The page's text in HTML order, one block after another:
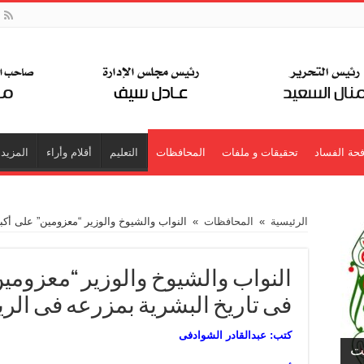
الفساد تحقيقات و ملفات المحافظات التعليم أقلام وأراء المزيد
الرئيسية » المحافظات » النواب والشيوخ والوزير “معزومين” على
النواب والشيوخ والوزير
فى تاريخ البشرية بمزرعه فى
كتب: عبدالقادر الشوادفى